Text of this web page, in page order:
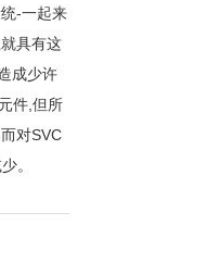
-一起来
具有这
成少许
件,但所
对SVC
。